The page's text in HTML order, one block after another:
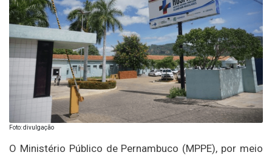
Foto: divulgação
O Ministério Público de Pernambuco (MPPE), por meio